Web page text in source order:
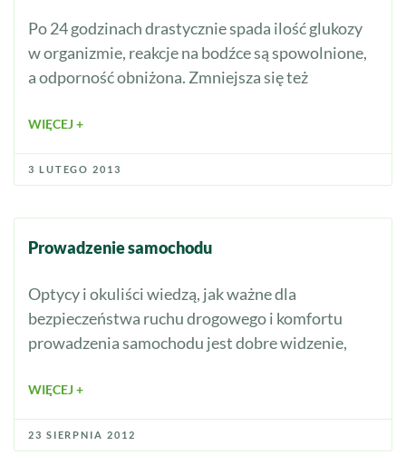
Po 24 godzinach drastycznie spada ilość glukozy
w organizmie, reakcje na bodźce są spowolnione,
a odporność obniżona. Zmniejsza się też
WIĘCEJ +
3 LUTEGO 2013
Prowadzenie samochodu
Optycy i okuliści wiedzą, jak ważne dla
bezpieczeństwa ruchu drogowego i komfortu
prowadzenia samochodu jest dobre widzenie,
WIĘCEJ +
23 SIERPNIA 2012